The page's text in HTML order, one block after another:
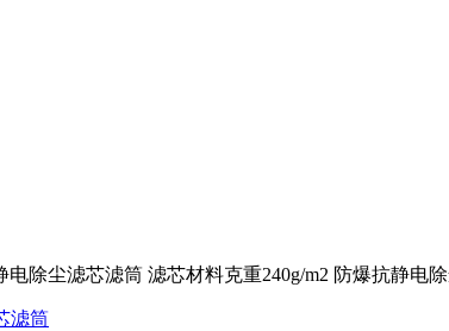
除尘滤芯滤筒 滤芯材料克重240g/m2 防爆抗静电
滤筒